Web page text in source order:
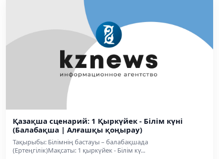
Қазақша сценарий: 1 Қыркүйек - Білім күні
(Балабақша | Алғашқы қоңырау)
Тақырыбы: Білімнің бастауы – балабақшада
(Ертеңгілік)Мақсаты: 1 қыркүйек - Білім кү...